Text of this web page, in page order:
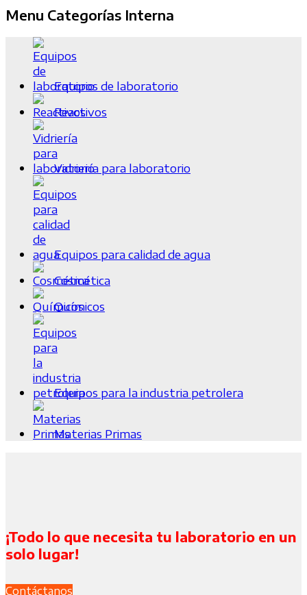
Menu Categorías Interna
Equipos de laboratorio
Reactivos
Vidriería para laboratorio
Equipos para calidad de agua
Cosmética
Químicos
Equipos para la industria petrolera
Materias Primas
¡Todo lo que necesita tu laboratorio en un
solo lugar!
Contáctanos